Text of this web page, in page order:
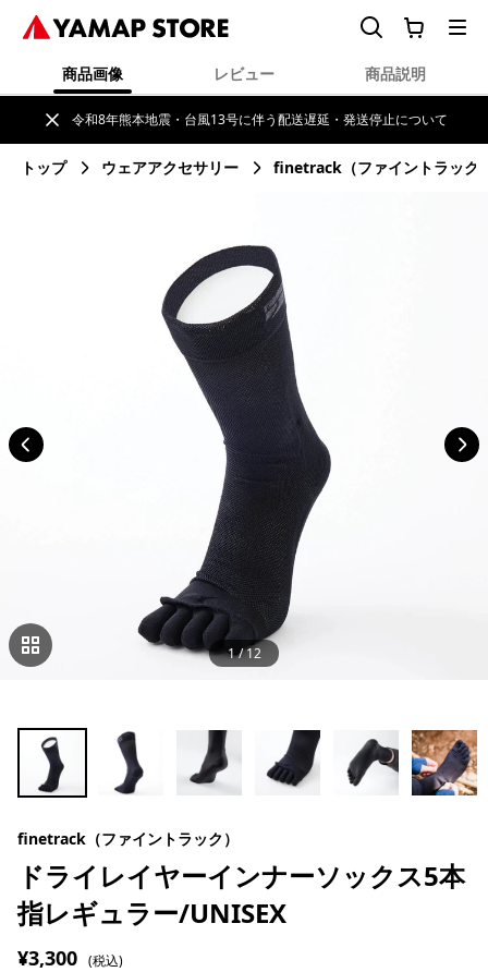
令和8年熊本地震・台風13号に伴う配送遅延・発送停止について
トップ ウェアアクセサリー finetrack（ファイントラック
商品画像 レビュー 商品説明
1/12
finetrack（ファイントラック）
ドライレイヤーインナーソックス5本
指レギュラー/UNISEX
¥3,300 (税込)